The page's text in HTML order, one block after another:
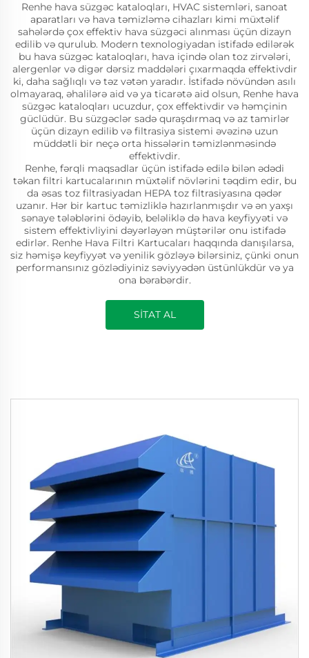
Renhe hava süzgəc kataloqları, HVAC sistemləri, sanoat
aparatları və hava təmizləmə cihazları kimi müxtəlif
sahələrdə çox effektiv hava süzgəci alınması üçün dizayn
edilib və qurulub. Modern texnologiyadan istifadə edilərək
bu hava süzgəc kataloqları, hava içində olan toz zirvələri,
alergenlər və digər dərsiz maddələri çıxarmaqda effektivdir
ki, daha sağlıqlı və təz vətən yaradır. İstifadə növündən asılı
olmayaraq, əhalilərə aid və ya ticarətə aid olsun, Renhe hava
süzgəc kataloqları ucuzdur, çox effektivdir və həmçinin
güclüdür. Bu süzgəclər sadə quraşdırmaq və az tamirlər
üçün dizayn edilib və filtrasiya sistemi əvəzinə uzun
müddətli bir neçə orta hissələrin təmizlənməsində
effektivdir.
Renhe, fərqli maqsadlar üçün istifadə edilə bilən ədədi
təkan filtri kartucalarının müxtəlif növlərini təqdim edir, bu
da əsas toz filtrasiyadan HEPA toz filtrasiyasına qədər
uzanır. Hər bir kartuc təmizliklə hazırlanmışdır və ən yaxşı
sənaye tələblərini ödəyib, beləliklə də hava keyfiyyəti və
sistem effektivliyini dəyərləyən müştərilər onu istifadə
edirlər. Renhe Hava Filtri Kartucaları haqqında danışılarsa,
siz həmişə keyfiyyət və yenilik gözləyə bilərsiniz, çünki onun
performansınız gözlədiyiniz səviyyədən üstünlükdür və ya
ona bərabərdir.
SİTAT AL